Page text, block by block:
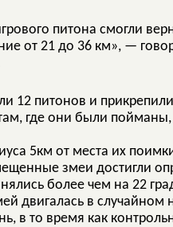
питона смогли
от 21 до 36 км», —
12 питонов и
где они были пойманы,
5км от места их
змеи достигли
более чем на 22
двигалась в
в то время как